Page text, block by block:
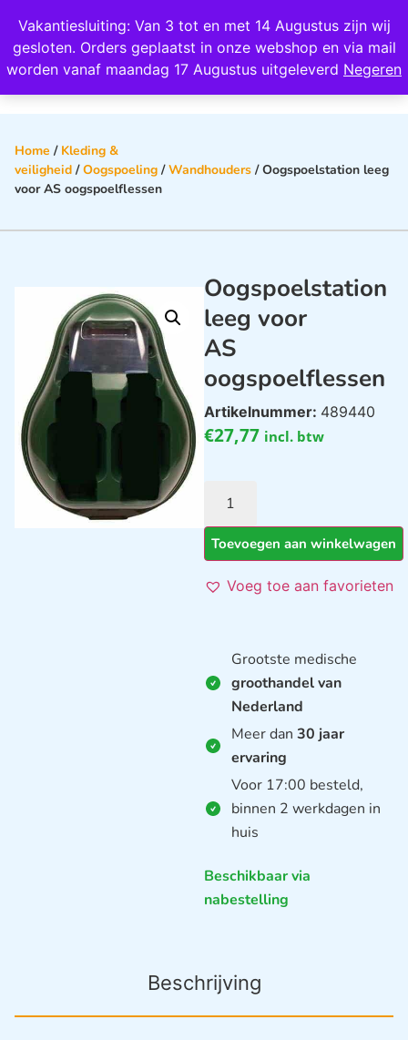
Vakantiesluiting: Van 3 tot en met 14 Augustus zijn wij
gesloten. Orders geplaatst in onze webshop en via mail
worden vanaf maandag 17 Augustus uitgeleverd Negeren
Wij scoren een 4,8 op Google
Home / Kleding &
veiligheid /Oogspoeling /Wandhouders / Oogspoelstation leeg
voor AS oogspoelflessen
Oogspoelstation
leeg voor
AS
oogspoelflessen
Artikelnummer: 489440
€27,77 incl. btw
Toevoegen aan winkelwagen
Voeg toe aan favorieten
Grootste medische
groothandel van
Nederland
Meer dan 30 jaar
ervaring
Voor 17:00 besteld,
binnen 2 werkdagen in
huis
Beschikbaar via
nabestelling
Beschrijving